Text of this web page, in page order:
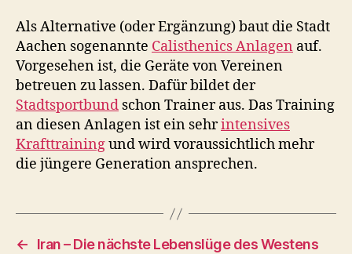
Als Alternative (oder Ergänzung) baut die Stadt
Aachen sogenannte Calisthenics Anlagen auf.
Vorgesehen ist, die Geräte von Vereinen
betreuen zu lassen. Dafür bildet der
Stadtsportbund schon Trainer aus. Das Training
an diesen Anlagen ist ein sehrintensives
Krafttrainingund wird voraussichtlich mehr
die jüngere Generation ansprechen.
←
Iran – Die nächste Lebenslüge des Westens